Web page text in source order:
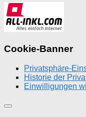
Cookie-Banner
Privatsphäre-
Historie der
Einwilligungen